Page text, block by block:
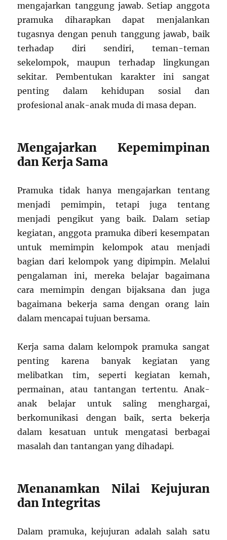
mengajarkan tanggung jawab. Setiap anggota
pramuka diharapkan dapat menjalankan
tugasnya dengan penuh tanggung jawab, baik
terhadap diri sendiri, teman-teman
sekelompok, maupun terhadap lingkungan
sekitar. Pembentukan karakter ini sangat
penting dalam kehidupan sosial dan
profesional anak-anak muda di masa depan.
Mengajarkan Kepemimpinan
dan Kerja Sama
Pramuka tidak hanya mengajarkan tentang
menjadi pemimpin, tetapi juga tentang
menjadi pengikut yang baik. Dalam setiap
kegiatan, anggota pramuka diberi kesempatan
untuk memimpin kelompok atau menjadi
bagian dari kelompok yang dipimpin. Melalui
pengalaman ini, mereka belajar bagaimana
cara memimpin dengan bijaksana dan juga
bagaimana bekerja sama dengan orang lain
dalam mencapai tujuan bersama.
Kerja sama dalam kelompok pramuka sangat
penting karena banyak kegiatan yang
melibatkan tim, seperti kegiatan kemah,
permainan, atau tantangan tertentu. Anak-
anak belajar untuk saling menghargai,
berkomunikasi dengan baik, serta bekerja
dalam kesatuan untuk mengatasi berbagai
masalah dan tantangan yang dihadapi.
Menanamkan Nilai Kejujuran
dan Integritas
Dalam pramuka, kejujuran adalah salah satu